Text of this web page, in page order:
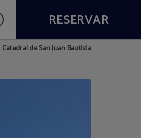
RESERVAR
Catedral de San Juan Bautista